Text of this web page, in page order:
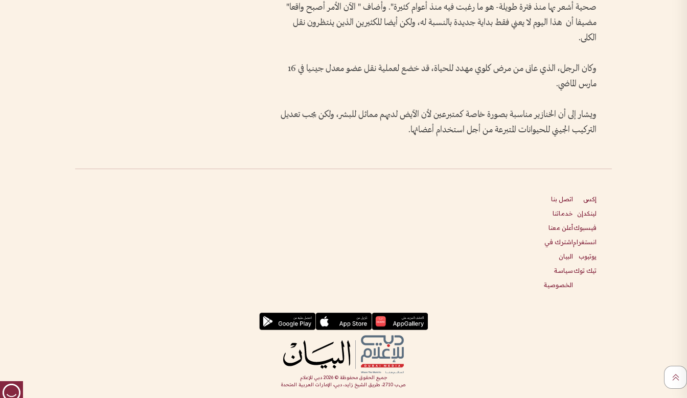
صحية أشعر بها منذ فترة طويلة- هو ما رغبت فيه منذ أعوام كثيرة". وأضاف " الآن الأمر أصبح واقعا"
مضيفا أن هذا اليوم لا يعني فقط بداية جديدة بالنسبة له، ولكن أيضا للكثيرين الذين ينتظرون نقل
الكلى.
وكان الرجل، الذي عانى من مرض كلوي مهدد للحياة، قد خضع لعملية نقل عضو معدل جينيا في 16
مارس الماضي.
ويشار إلى أن الخنازير مناسبة بصورة خاصة كمتبرعين لأن الآيض لديهم مماثل للبشر، ولكن يجب تعديل
التركيب الجيني للحيوانات المتبرعة من أجل استخدام أعضائها.
إكس
لينكدإن
فيسبوك
انستغرام
يوتيوب
تيك توك
اتصل بنا
خدماتنا
أعلن معنا
اشترك في
البيان
سياسة
الخصوصية
جميع الحقوق محفوظة ©2026 دبي للإعلام
ص.ب 2710، طريق الشيخ زايد، دبي، الإمارات العربية المتحدة